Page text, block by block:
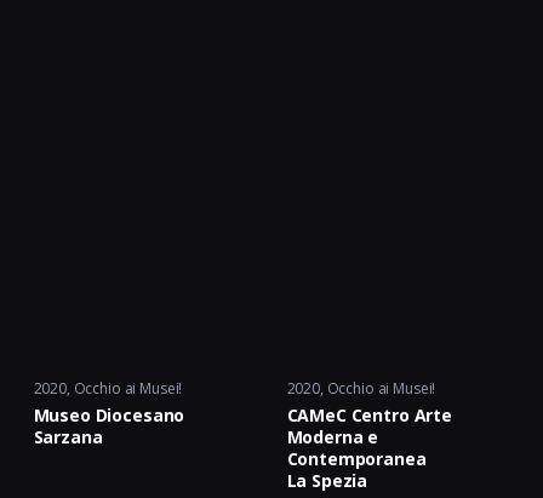
2020 Occhio ai Musei!
Museo Diocesano
Sarzana
2020 Occhio ai Musei!
CAMeC Centro Arte
Moderna e
Contemporanea
La Spezia